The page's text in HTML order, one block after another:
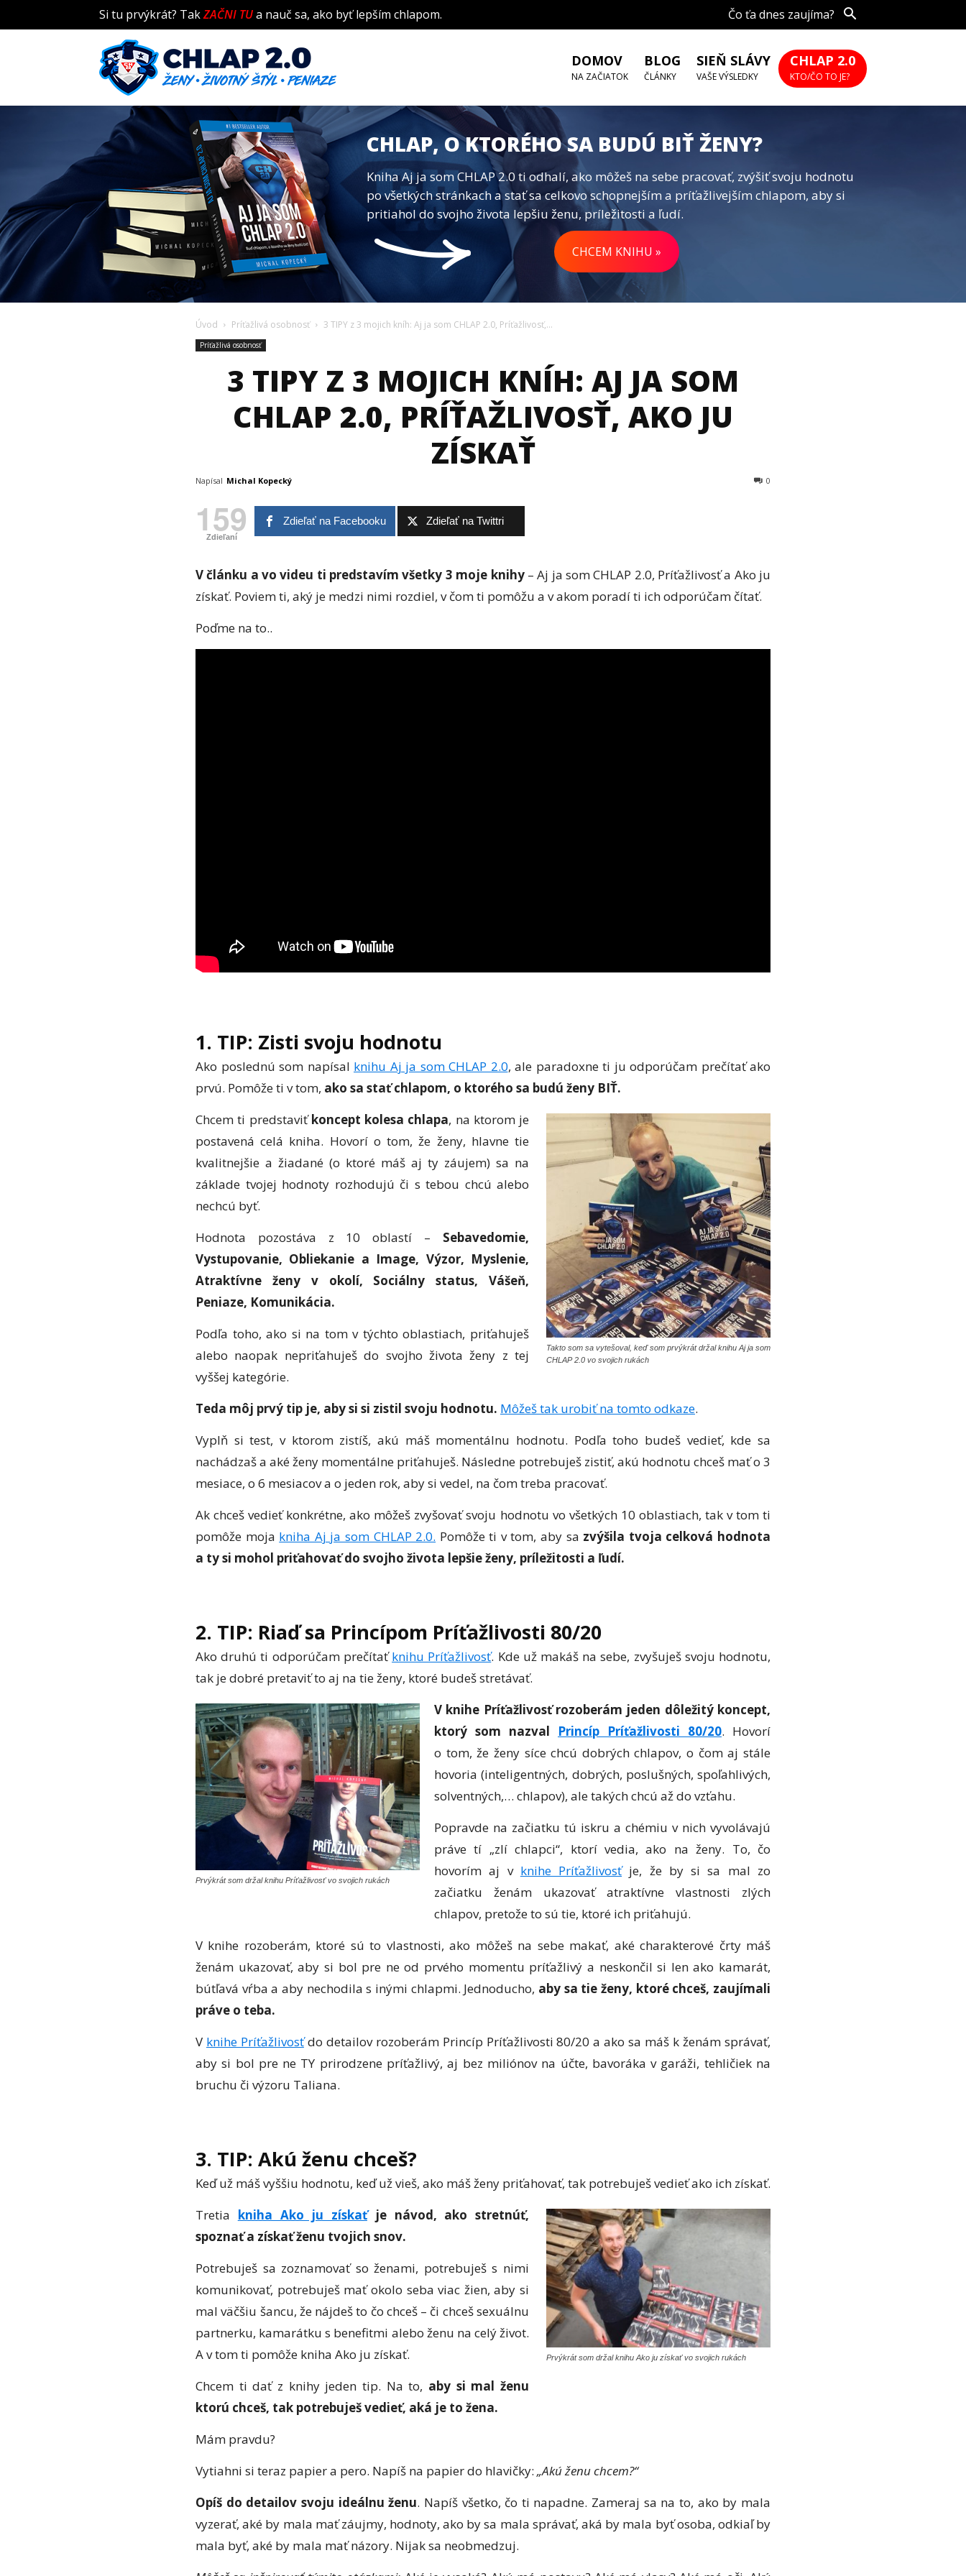
Si tu prvýkrát? TakZAČNI TUa nauč sa, ako byť lepším chlapom. Čo ťa dnes zaujíma?
DOMOV
NA ZAČIATOK
BLOG
ČLÁNKY
SIEŇ SLÁVY
VAŠE VÝSLEDKY
CHLAP 2.0
KTO/ČO TO JE?
CHLAP, O KTORÉHO SA BUDÚ BIŤ ŽENY?
Kniha Aj ja som CHLAP 2.0 ti odhalí, ako môžeš na sebe pracovať, zvýšiť svoju hodnotu
po všetkých stránkach a stať sa celkovo schopnejším a príťažlivejším chlapom, aby si
pritiahol do svojho života lepšiu ženu, príležitosti a ľudí.
CHCEM KNIHU »
Úvod Príťažlivá osobnosť 3 TIPY z 3 mojich kníh: Aj ja som CHLAP 2.0, Príťažlivosť,...
Príťažlivá osobnosť
3 TIPY Z 3 MOJICH KNÍH: AJ JA SOM
CHLAP 2.0, PRÍŤAŽLIVOSŤ, AKO JU
ZÍSKAŤ
Napísal Michal Kopecký 0
159
Zdieľaní
Zdieľať na Facebooku Zdieľať na Twittri
V článku a vo videu ti predstavím všetky 3 moje knihy– Aj ja som CHLAP 2.0, Príťažlivosť a Ako ju
získať. Poviem ti, aký je medzi nimi rozdiel, v čom ti pomôžu a v akom poradí ti ich odporúčam čítať.
Poďme na to..
1. TIP: Zisti svoju hodnotu
Ako poslednú som napísal knihu Aj ja som CHLAP 2.0, ale paradoxne ti ju odporúčam prečítať ako
prvú. Pomôže ti v tom, ako sa stať chlapom, o ktorého sa budú ženy BIŤ.
Takto som sa vytešoval, keď som prvýkrát držal knihu Aj ja som
CHLAP 2.0 vo svojich rukách
Chcem ti predstaviťkoncept kolesa chlapa, na ktorom je
postavená celá kniha. Hovorí o tom, že ženy, hlavne tie
kvalitnejšie a žiadané (o ktoré máš aj ty záujem) sa na
základe tvojej hodnoty rozhodujú či s tebou chcú alebo
nechcú byť.
Hodnota pozostáva z 10 oblastí – Sebavedomie,
Vystupovanie, Obliekanie a Image, Výzor, Myslenie,
Atraktívne ženy v okolí, Sociálny status, Vášeň,
Peniaze, Komunikácia.
Podľa toho, ako si na tom v týchto oblastiach, priťahuješ
alebo naopak nepriťahuješ do svojho života ženy z tej
vyššej kategórie.
Teda môj prvý tip je, aby si si zistil svoju hodnotu. Môžeš tak urobiť na tomto odkaze.
Vyplň si test, v ktorom zistíš, akú máš momentálnu hodnotu. Podľa toho budeš vedieť, kde sa
nachádzaš a aké ženy momentálne priťahuješ. Následne potrebuješ zistiť, akú hodnotu chceš mať o 3
mesiace, o 6 mesiacov a o jeden rok, aby si vedel, na čom treba pracovať.
Ak chceš vedieť konkrétne, ako môžeš zvyšovať svoju hodnotu vo všetkých 10 oblastiach, tak v tom ti
pomôže moja kniha Aj ja som CHLAP 2.0. Pomôže ti v tom, aby sa zvýšila tvoja celková hodnota
a ty si mohol priťahovať do svojho života lepšie ženy, príležitosti a ľudí.
2. TIP: Riaď sa Princípom Príťažlivosti 80/20
Ako druhú ti odporúčam prečítaťknihu Príťažlivosť. Kde už makáš na sebe, zvyšuješ svoju hodnotu,
tak je dobré pretaviť to aj na tie ženy, ktoré budeš stretávať.
Prvýkrát som držal knihu Príťažlivosť vo svojich rukách
V knihe Príťažlivosť rozoberám jeden dôležitý koncept,
ktorý som nazval Princíp Príťažlivosti 80/20. Hovorí
o tom, že ženy síce chcú dobrých chlapov, o čom aj stále
hovoria (inteligentných, dobrých, poslušných, spoľahlivých,
solventných,… chlapov), ale takých chcú až do vzťahu.
Popravde na začiatku tú iskru a chémiu v nich vyvolávajú
práve tí „zlí chlapci“, ktorí vedia, ako na ženy. To, čo
hovorím aj v knihe Príťažlivosťje, že by si sa mal zo
začiatku ženám ukazovať atraktívne vlastnosti zlých
chlapov, pretože to sú tie, ktoré ich priťahujú.
V knihe rozoberám, ktoré sú to vlastnosti, ako môžeš na sebe makať, aké charakterové črty máš
ženám ukazovať, aby si bol pre ne od prvého momentu príťažlivý a neskončil si len ako kamarát,
bútľavá vŕba a aby nechodila s inými chlapmi. Jednoducho, aby sa tie ženy, ktoré chceš, zaujímali
práve o teba.
V knihe Príťažlivosťdo detailov rozoberám Princíp Príťažlivosti 80/20 a ako sa máš k ženám správať,
aby si bol pre ne TY prirodzene príťažlivý, aj bez miliónov na účte, bavoráka v garáži, tehličiek na
bruchu či výzoru Taliana.
3. TIP: Akú ženu chceš?
Keď už máš vyššiu hodnotu, keď už vieš, ako máš ženy priťahovať, tak potrebuješ vedieť ako ich získať.
Prvýkrát som držal knihu Ako ju získať vo svojich rukách
Tretia kniha Ako ju získaťje návod, ako stretnúť,
spoznať a získať ženu tvojich snov.
Potrebuješ sa zoznamovať so ženami, potrebuješ s nimi
komunikovať, potrebuješ mať okolo seba viac žien, aby si
mal väčšiu šancu, že nájdeš to čo chceš – či chceš sexuálnu
partnerku, kamarátku s benefitmi alebo ženu na celý život.
A v tom ti pomôže kniha Ako ju získať.
Chcem ti dať z knihy jeden tip. Na to, aby si mal ženu
ktorú chceš, tak potrebuješ vedieť, aká je to žena.
Mám pravdu?
Vytiahni si teraz papier a pero. Napíš na papier do hlavičky: „Akú ženu chcem?“
Opíš do detailov svoju ideálnu ženu. Napíš všetko, čo ti napadne. Zameraj sa na to, ako by mala
vyzerať, aké by mala mať záujmy, hodnoty, ako by sa mala správať, aká by mala byť osoba, odkiaľ by
mala byť, aké by mala mať názory. Nijak sa neobmedzuj.